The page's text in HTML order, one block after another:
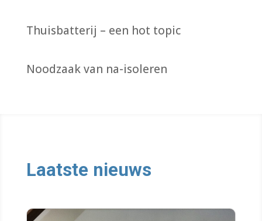
Thuisbatterij – een hot topic
Noodzaak van na-isoleren
Laatste nieuws